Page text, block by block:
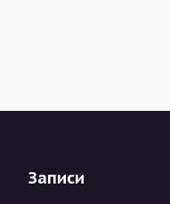
Записи